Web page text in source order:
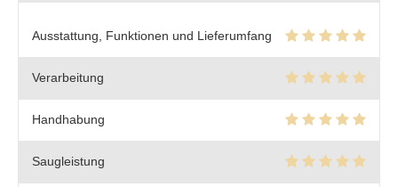
Ausstattung, Funktionen und Lieferumfang
Verarbeitung
Handhabung
Saugleistung